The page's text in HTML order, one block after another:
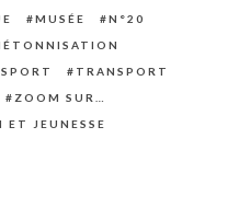
MUSÉE
N°20
SPORT
TRANSPORT
ZOOM SUR…
ET JEUNESSE